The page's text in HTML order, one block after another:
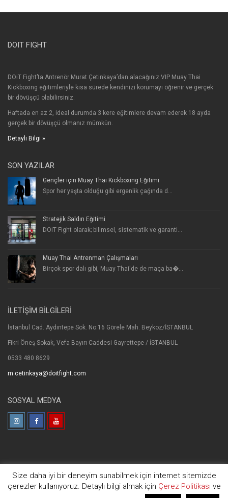
DOIT FIGHT
DOiT Fight’ta Antrenör Murat Çetinkaya’dan alacağınız VIP Muay Thai
Kickboxing eğitimleriyle kısa sürede kendinizi korumayı öğrenir ve gerçek
bir dövüşçü olabilirsiniz.
Haftada en az 2, ideal durumda 3 kere eğitimlere devam ederek 18 ayda
gerçek bir dövüşçü olmanız mümkün.
Detaylı Bilgi »
SON YAZILAR
Gençler için Muay Thai Kickboxing Eğitimi
Spor her yaşta olduğu gibi ergenlik çağında d...
Stratejik Saldırı Eğitimi
DOiT Fight olarak; bilimsel, sistematik ve garanti...
Muay Thai Antrenman Çalışmaları
Birçok spor dalı gibi, Muay Thai'de de maça ba�...
İLETİŞİM BİLGİLERİ
İstanbul Cad. Aydıntepe Sok. No:16 Görele Mah. Beykoz/İSTANBUL
Fikri Öneş Sokak, Vefa Bayırı Caddesi Gayrettepe / İSTANBUL
0533 480 8629
m.cetinkaya@doitfight.com
SOSYAL MEDYA
All Rights Reserved 2026 - Designed By
Danışmanlık
Size daha iyi bir deneyim sunabilmek için internet sitemizde
çerezler kullanıyoruz. Detaylı bilgi almak için Çerez Politikası ve